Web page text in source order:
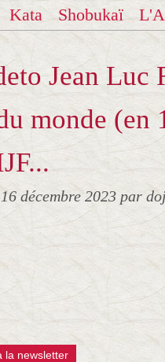
Kata Shobukaï
Jean Luc
monde (en
16 décembre 2023 par
la newsletter